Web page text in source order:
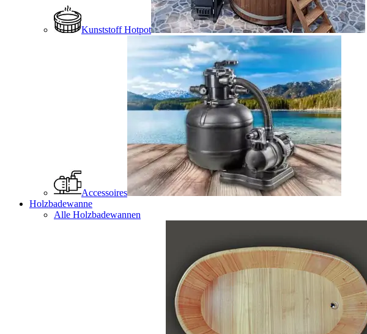
Kunststoff Hotpot
Accessoires
Holzbadewanne
Alle Holzbadewannen